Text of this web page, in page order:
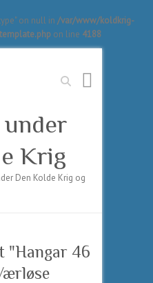
on null in /var/www/koldkrig-
on line 4188
Søg
Krig
Den Kolde Krig og
"Hangar 46